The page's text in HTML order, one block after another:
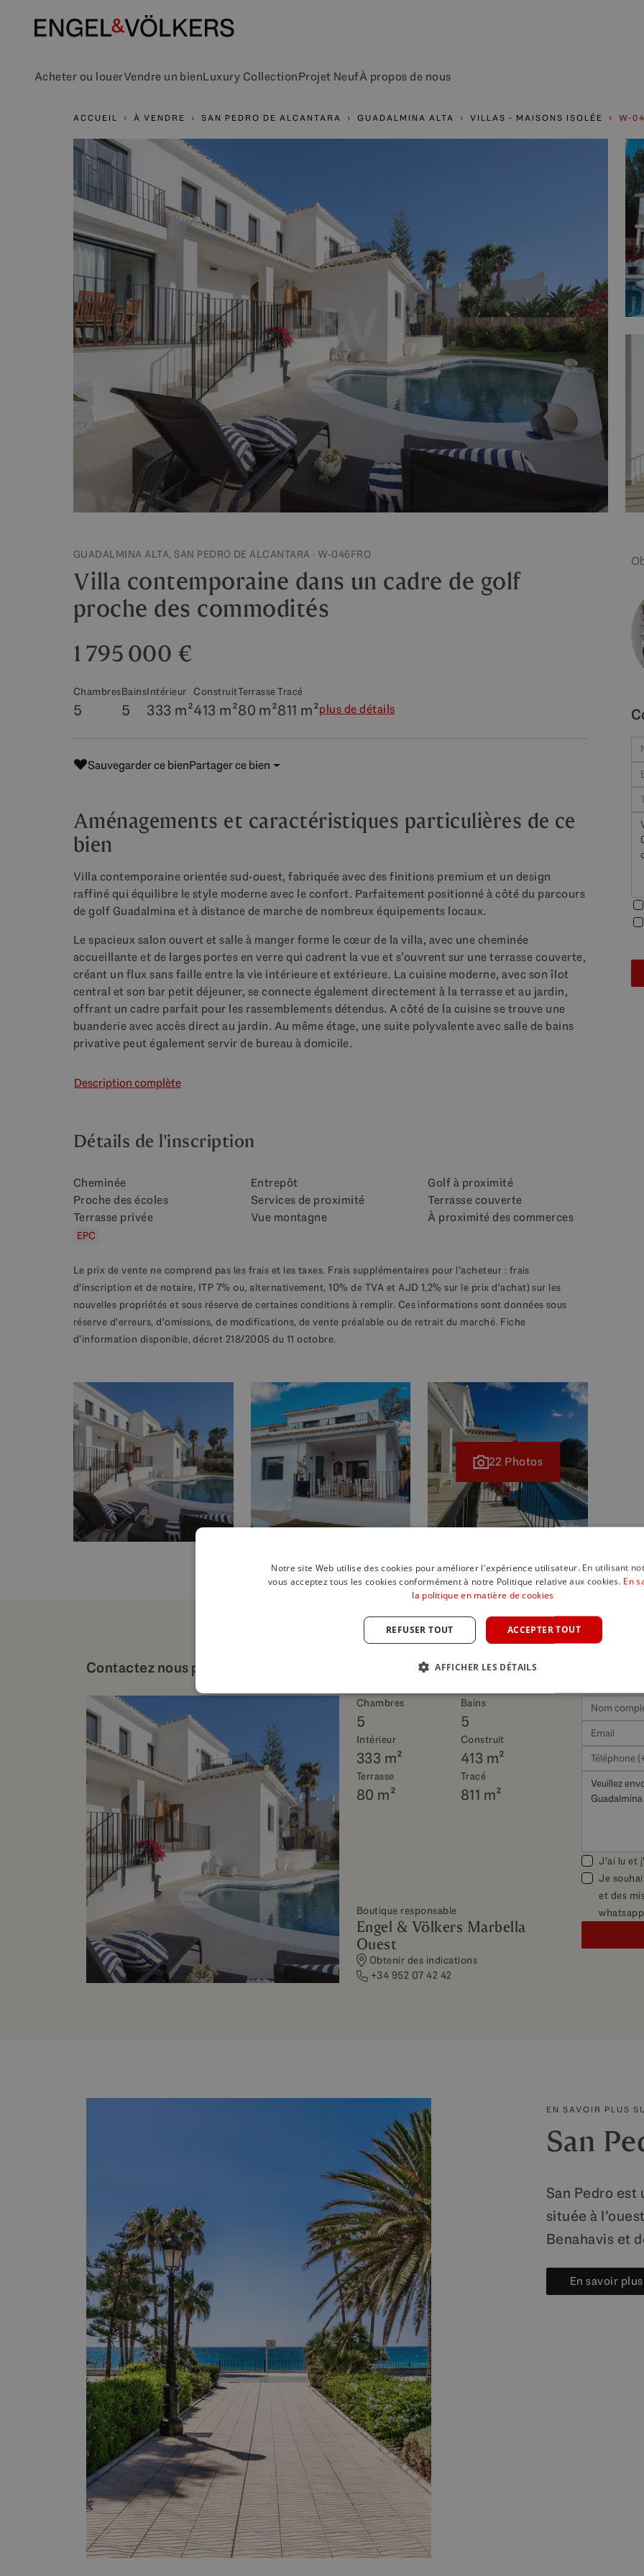
Acheter ou louerVendre un bienLuxury CollectionProjet NeufÀ propos de nous
ACCUEIL À VENDRE SAN PEDRO DE ALCANTARA GUADALMINA ALTA VILLAS - MAISONS ISOLÉE W-
GUADALMINA ALTA, SAN PEDRO DE ALCANTARA · W-046FRO
Villa contemporaine dans un cadre de golf
proche des commodités
1 795 000 €
Chambres
5
Bains
5
Intérieur
333 m²
Construit
413 m²
Terrasse
80 m²
Tracé
811 m²plus de détails
Sauvegarder ce bienPartager ce bien
Aménagements et caractéristiques particulières de ce
bien
Villa contemporaine orientée sud-ouest, fabriquée avec des finitions premium et un design
raffiné qui équilibre le style moderne avec le confort. Parfaitement positionné à côté du parcours
de golf Guadalmina et à distance de marche de nombreux équipements locaux.
Le spacieux salon ouvert et salle à manger forme le cœur de la villa, avec une cheminée
accueillante et de larges portes en verre qui cadrent la vue et s’ouvrent sur une terrasse couverte,
créant un flux sans faille entre la vie intérieure et extérieure. La cuisine moderne, avec son îlot
central et son bar petit déjeuner, se connecte également directement à la terrasse et au jardin,
offrant un cadre parfait pour les rassemblements détendus. A côté de la cuisine se trouve une
buanderie avec accès direct au jardin. Au même étage, une suite polyvalente avec salle de bains
privative peut également servir de bureau à domicile.
Description complète
Détails de l'inscription
Cheminée Entrepôt
Golf à proximité
Proche des écoles
Services de proximité
Terrasse couverte
Terrasse privée
Vue montagne À proximité des commerces
EPC
Le prix de vente ne comprend pas les frais et les taxes. Frais supplémentaires pour l'acheteur : frais
d'inscription et de notaire, ITP 7% ou, alternativement, 10% de TVA et AJD 1,2% sur le prix d'achat) sur les
nouvelles propriétés et sous réserve de certaines conditions à remplir. Ces informations sont données sous
réserve d'erreurs, d'omissions, de modifications, de vente préalable ou de retrait du marché. Fiche
d'information disponible, décret 218/2005 du 11 octobre.
22 Photos
Contactez nous pour plus de détails sur cette propriété
Chambres
5
Bains
5
Intérieur
333 m²
Construit
413 m²
Terrasse
80 m²
Tracé
811 m²
Boutique responsable
Engel & Völkers Marbella
Ouest
Obtenir des indications
+34 952 07 42 42
J'ai lu et
Je
et des
EN SAVOIR PLUS
San
San Pedro est
située à
Benahavis et
En savoir
Notre site Web utilise des cookies pour améliorer l'expérience utilisateur. En utilisant
vous acceptez tous les cookies conformément à notre Politique relative aux cookies. En
la politique en matière de cookies
ACCEPTER TOUT
REFUSER TOUT
AFFICHER LES DÉTAILS